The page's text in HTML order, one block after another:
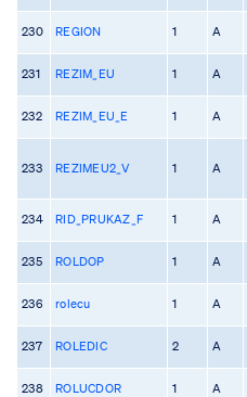
230 REGION 1 A
231 REZIM_EU 1 A
232 REZIM_EU_E 1 A
233 REZIMEU2_V 1 A
234 RID_PRUKAZ_F 1 A
235 ROLDOP 1 A
236 rolecu 1 A
237 ROLEDIC 2 A
238 ROLUCDOR 1 A